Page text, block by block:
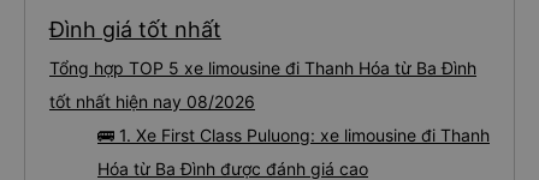
Đình giá tốt nhất
Tổng hợp TOP 5 xe limousine đi Thanh Hóa từ Ba Đình
tốt nhất hiện nay 08/2026
🚌 1. Xe First Class Puluong: xe limousine đi Thanh
Hóa từ Ba Đình được đánh giá cao